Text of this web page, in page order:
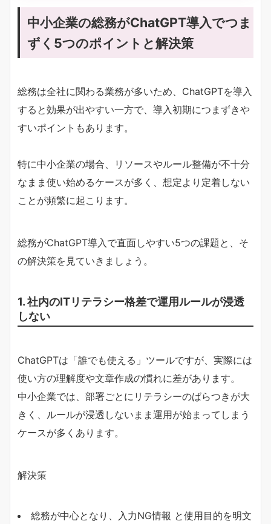
中小企業の総務がChatGPT導入でつま
ずく5つのポイントと解決策
総務は全社に関わる業務が多いため、ChatGPTを導入
すると効果が出やすい一方で、導入初期につまずきや
すいポイントもあります。
特に中小企業の場合、リソースやルール整備が不十分
なまま使い始めるケースが多く、想定より定着しない
ことが頻繁に起こります。
総務がChatGPT導入で直面しやすい5つの課題と、そ
の解決策を見ていきましょう。
1. 社内のITリテラシー格差で運用ルールが浸透
しない
ChatGPTは「誰でも使える」ツールですが、実際には
使い方の理解度や文章作成の慣れに差があります。
中小企業では、部署ごとにリテラシーのばらつきが大
きく、ルールが浸透しないまま運用が始まってしまう
ケースが多くあります。
解決策
総務が中心となり、入力NG情報 と使用目的を明文